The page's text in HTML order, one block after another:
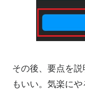
その後、要点を
もいい。気楽に